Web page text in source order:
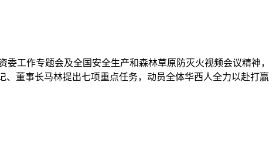
工作专题会及全国安全生产和森林草原防灭火视频会议精神，
董事长马林提出七项重点任务，动员全体华西人全力以赴打赢